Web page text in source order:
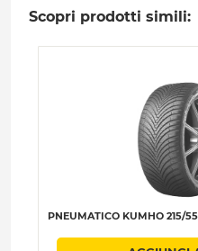
Scopri prodotti simili:
PNEUMATICO KUMHO 215/